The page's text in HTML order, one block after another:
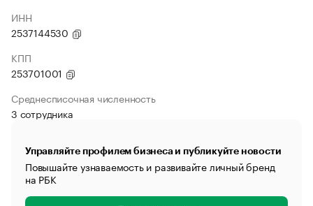
ИНН
2537144530
КПП
253701001
Среднесписочная численность
3 сотрудника
Управляйте профилем бизнеса и публикуйте новости
Повышайте узнаваемость и развивайте личный бренд
на РБК